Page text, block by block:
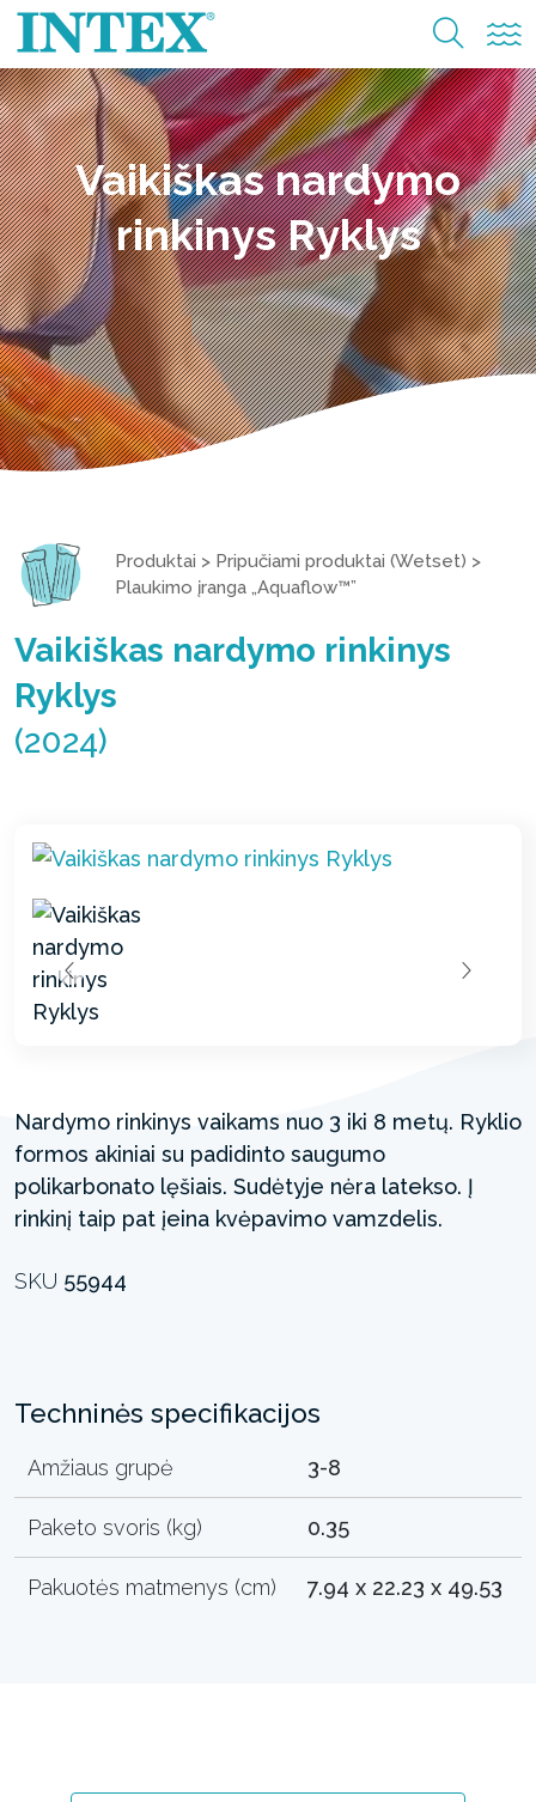
Vaikiškas nardymo
rinkinys Ryklys
Produktai > Pripučiami produktai (Wetset) >
Plaukimo įranga „Aquaflow™”
Vaikiškas nardymo rinkinys
Ryklys
(2024)
Nardymo rinkinys vaikams nuo 3 iki 8 metų. Ryklio
formos akiniai su padidinto saugumo
polikarbonato lęšiais. Sudėtyje nėra latekso. Į
rinkinį taip pat įeina kvėpavimo vamzdelis.
SKU 55944
Techninės specifikacijos
Amžiaus grupė 3-8
Paketo svoris (kg) 0.35
Pakuotės matmenys (cm) 7.94 x 22.23 x 49.53